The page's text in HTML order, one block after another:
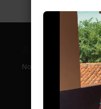
No archives to show.